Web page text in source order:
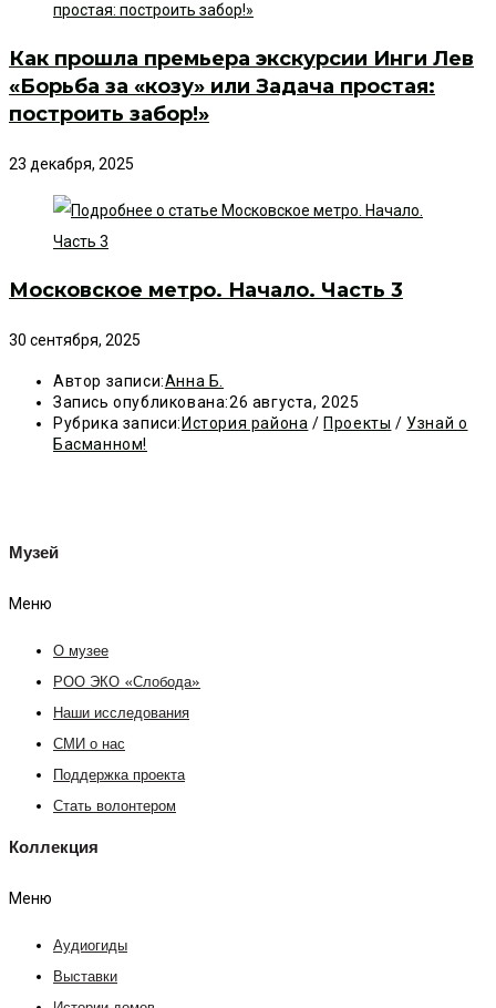
Как прошла премьера экскурсии Инги Лев
«Борьба за «козу» или Задача простая:
построить забор!»
23 декабря, 2025
Московское метро. Начало. Часть 3
30 сентября, 2025
Автор записи:Анна Б.
Запись опубликована:26 августа, 2025
Рубрика записи: История района / Проекты / Узнай о
Басманном!
Музей
Меню
О музее
РОО ЭКО «Слобода»
Наши исследования
СМИ о нас
Поддержка проекта
Стать волонтером
Коллекция
Меню
Аудиогиды
Выставки